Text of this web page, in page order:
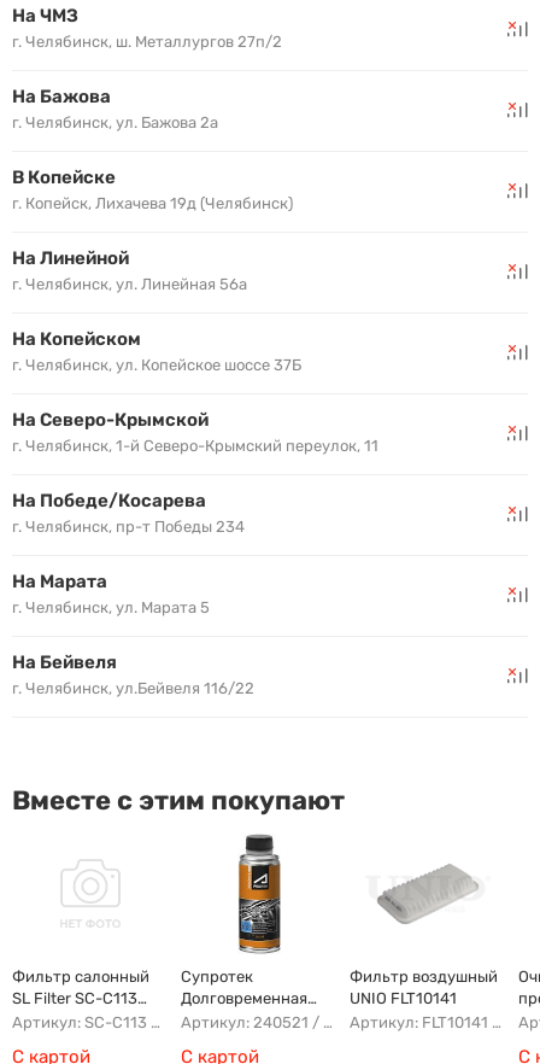
На ЧМЗ
г. Челябинск, ш. Металлургов 27п/2
На Бажова
г. Челябинск, ул. Бажова 2а
В Копейске
г. Копейск, Лихачева 19д (Челябинск)
На Линейной
г. Челябинск, ул. Линейная 56а
На Копейском
г. Челябинск, ул. Копейское шоссе 37Б
На Северо-Крымской
г. Челябинск, 1-й Северо-Крымский переулок, 11
На Победе/Косарева
г. Челябинск, пр-т Победы 234
На Марата
г. Челябинск, ул. Марата 5
На Бейвеля
г. Челябинск, ул.Бейвеля 116/22
Вместе с этим покупают
Фильтр салонный
SL Filter SC-C113
(AG779CF)
Артикул: SC-C113 AFW1107 8104400XKZ96A AG779CF
С картой
Супротек
Долговременная
Промывка
Артикул: 240521 / 122929
С картой
Фильтр воздушный
UNIO FLT10141
Артикул: FLT10141 AFAD087 AG302ECO AP142/3
С